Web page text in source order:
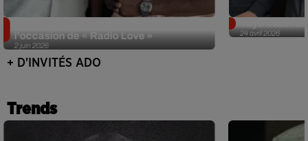
2 juin 2026
l'occasion de « Radio Love »
24 avril 2026
+ D'INVITÉS ADO
Trends